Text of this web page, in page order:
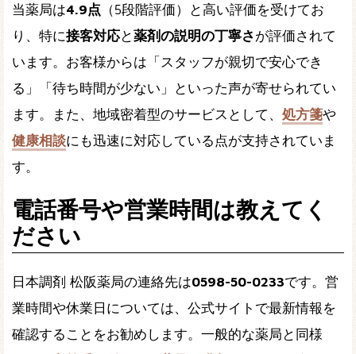
当薬局は4.9点 （5段階評価）と高い評価を受けてお
り、特に接客対応と薬剤の説明の丁寧さが評価されて
います。お客様からは「スタッフが親切で安心でき
る」「待ち時間が少ない」といった声が寄せられてい
ます。また、地域密着型のサービスとして、 処方箋や
健康相談にも迅速に対応している点が支持されていま
す。
電話番号や営業時間は教えてく
ださい
日本調剤 松阪薬局の連絡先は0598-50-0233です。営
業時間や休業日については、公式サイトで最新情報を
確認することをお勧めします。一般的な薬局と同様